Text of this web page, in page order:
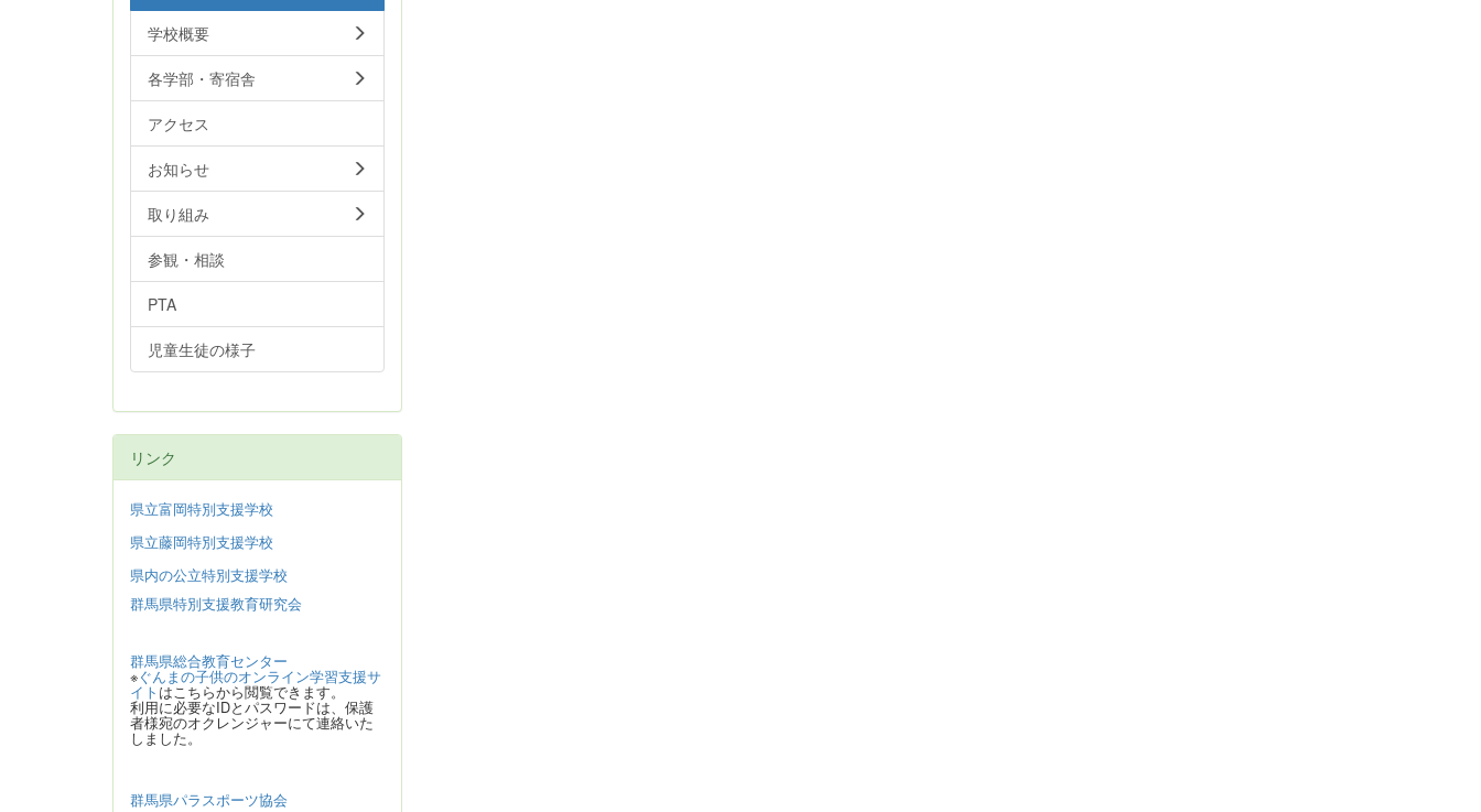
学校概要
各学部・寄宿舎
アクセス
お知らせ
取り組み
参観・相談
PTA
児童生徒の様子
リンク
県立富岡特別支援学校
県立藤岡特別支援学校
県内の公立特別支援学校
群馬県特別支援教育研究会
群馬県総合教育センター
※ぐんまの子供のオンライン学習支援サ
イト はこちらから閲覧できます。
利用に必要なIDとパスワードは、保護
者様宛のオクレンジャーにて連絡いた
しました。
群馬県パラスポーツ協会